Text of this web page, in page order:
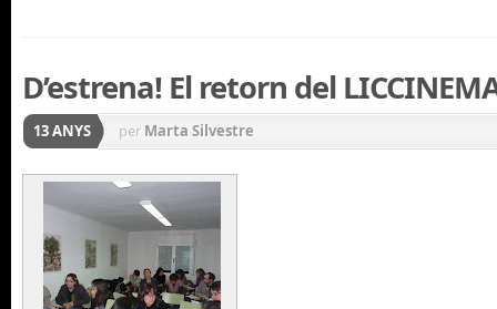
D’estrena! El retorn del
13 ANYS per Marta Silvestre